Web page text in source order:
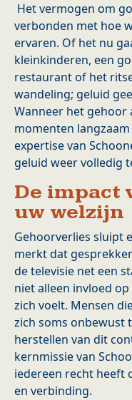
Het vermogen om
verbonden met hoe
ervaren. Of het nu
kleinkinderen, een
restaurant of het
wandeling; geluid
Wanneer het gehoor
momenten
expertise van
geluid weer volledig
De impact
uw welzijn
Gehoorverlies sluipt
merkt dat
de televisie net een
niet alleen invloed
zich voelt. Mensen
zich soms onbewust
herstellen van dit
kernmissie van
iedereen recht heeft
en verbinding.